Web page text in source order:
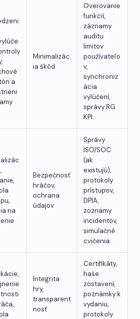
a
Minimalizác
ia škôd
Overovanie
funkcií,
záznamy
auditu
limitov
používateľo
v,
synchroniz
ácia
vylúčení,
správy RG
KPI
na
Bezpečnosť
hráčov,
ochrana
údajov
Správy
ISO/SOC
(ak
existujú),
protokoly
prístupov,
DPIA,
zoznamy
incidentov,
simulačné
cvičenia
Integrita
hry,
transparent
nosť
Certifikáty,
haše
zostavení,
poznámky k
vydaniu,
protokoly